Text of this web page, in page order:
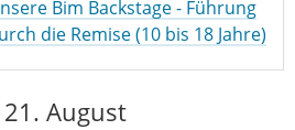
Bim Backstage - Führung
die Remise (10 bis 18 Jahre)
August